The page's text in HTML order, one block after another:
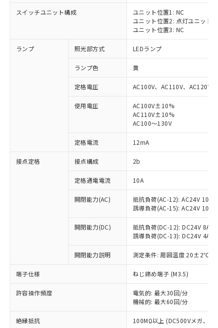
スイッチユニット構成
ユニット位置1: NC
ユニット位置2: 点灯ユニット
ユニット位置3: NC
ランプ 照光部方式 LEDランプ
ランプ色 黄
定格電圧 AC100V、AC110V、AC120V
使用電圧
AC100V±10%
AC110V±10%
AC100～130V
定格電流 12mA
接点定格 接点構成 2b
定格通電電流 10A
開閉能力(AC)
抵抗負荷(AC-12): AC24V 10A/
誘導負荷(AC-15): AC24V
開閉能力(DC)
抵抗負荷(DC-12): DC24V 8A/
誘導負荷(DC-13): DC24V 4A/
開閉能力説明 測定条件: 周囲温度 20±2℃、
端子仕様 ねじ締め端子 (M3.5)
許容操作頻度
電気的: 最大30回/分
機械的: 最大60回/分
絶縁抵抗 100MΩ以上 (DC500Vメガ、点
ご利用条件
以下の条件をお読みいただき、同意のうえ
ご利用ください。
商品の当社在庫状況および標準価格
(税抜)を提供させていただくもので
当社制御機器事業取扱商品の中には、
本サービスの対象外となる商品もある
ことをご了承ください。
在庫状況および標準価格照会結果は、
記載している更新日時点での社内デー
タに基づき作成されるものであり、閲
覧された時点での実際の在庫および標
※1 対応状況
対応済み：EU RoHS指令（10物質）の
非含有に対応した製品が提供可能な商品で
対応予定：EU RoHS指令（10物質）の非含
有に対応した製品に切り替える予定のある
対応予定なし：EU RoHS指令（10物質）の
非含有に非対応の商品で、対応品を出す予
調査・確認中：EU RoHS指令（10物質）の
非含有の対応状況を調査中または確認中の
非該当品：ライセンス料など無形物で、有
害物質有無と関係のない商品です。
仕入先様の事情により、非含有部品として
いたものが、含有品と判明した場合などや
むを得ず変更することがあります。
ミウム(Cd) 100ppm以下、
※1 中国RoHS○×表
「○」：最大均質材料含有率が中国RoHSの
基準値以下であることを示します。
「×」：最大均質材料含有率が中国RoHSの
基準値を超えていることを示します。
「－」：未確認です。当社販売部門へお問
い合わせください。
*中国RoHS10物質の基準値 (GB/T26572)：
Pb(鉛) :1000ppm、 Hg(水銀) : 1000ppm、 Cd(カドミウ
当社は、これら貴社製品のうち、外国
為替および外国貿易法に定める商品
（以下｢規制貨物等」という）を輸出
または国外への提供する場合は、日本
国政府の輸出許可(または役務取引許